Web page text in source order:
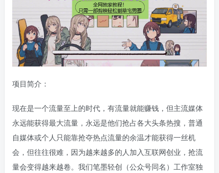
项目简介：
现在是一个流量至上的时代，有流量就能赚钱，但主流媒体
永远能获得最大流量，永远是他们抢占各大头条热搜，普通
自媒体或个人只能靠抢夺热点流量的余温才能获得一丝机
会，但往往很难，因为越来越多的人加入互联网创业，抢流
量会变得越来越卷。我们笔墨轻创（公众号同名）工作室独